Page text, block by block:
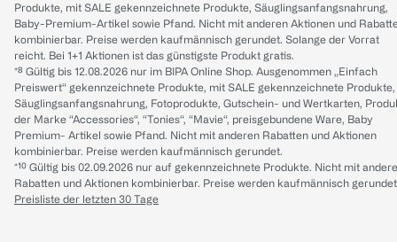
Produkte, mit SALE gekennzeichnete Produkte, Säuglingsanfangsnahrung,
Baby-Premium-Artikel sowie Pfand. Nicht mit anderen Aktionen und
kombinierbar. Preise werden kaufmännisch gerundet. Solange der Vorrat
reicht. Bei 1+1 Aktionen ist das günstigste Produkt gratis.
*⁸ Gültig bis 12.08.2026 nur im BIPA Online Shop. Ausgenommen „Einfach
Preiswert“ gekennzeichnete Produkte, mit SALE gekennzeichnete Produkte,
Säuglingsanfangsnahrung, Fotoprodukte, Gutschein- und Wertkarten,
der Marke “Accessories“, “Tonies“, “Mavie“, preisgebundene Ware, Baby
Premium- Artikel sowie Pfand. Nicht mit anderen Rabatten und Aktionen
kombinierbar. Preise werden kaufmännisch gerundet.
*¹⁰ Gültig bis 02.09.2026 nur auf gekennzeichnete Produkte. Nicht mit
Rabatten und Aktionen kombinierbar. Preise werden kaufmännisch
Preisliste der letzten 30 Tage